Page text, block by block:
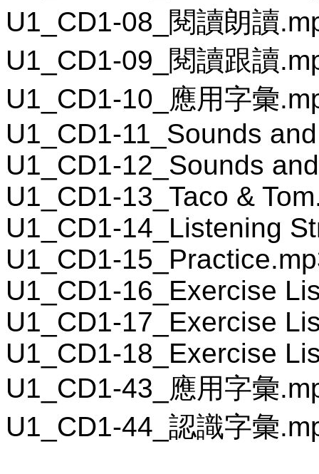
U1_CD1-08_閱讀朗讀
U1_CD1-09_閱讀跟讀
U1_CD1-10_應用字彙
U1_CD1-11_Sounds
U1_CD1-12_Sounds
U1_CD1-13_Taco &
U1_CD1-14_Listening
U1_CD1-
U1_CD1-16_Exercise
U1_CD1-17_Exercise
U1_CD1-18_Exercise
U1_CD1-43_應用字彙
U1_CD1-44_認識字彙